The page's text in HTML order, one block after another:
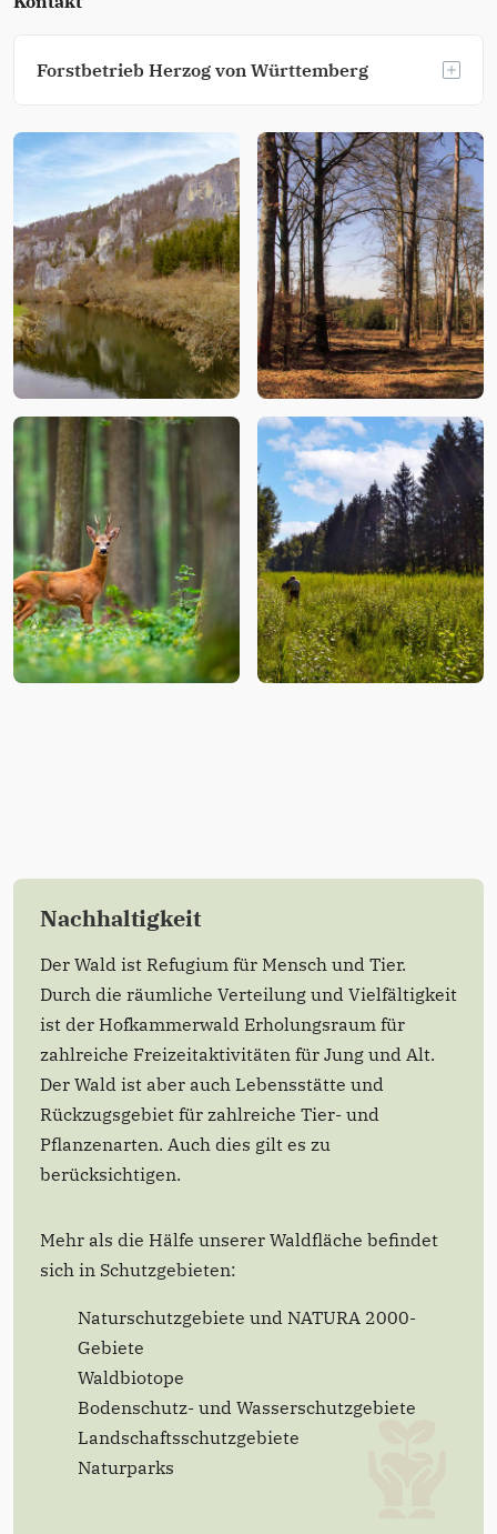
Forstbetrieb Herzog von Württemberg
Nachhaltigkeit
Der Wald ist Refugium für Mensch und Tier.
Durch die räumliche Verteilung und Vielfältigkeit
ist der Hofkammerwald Erholungsraum für
zahlreiche Freizeitaktivitäten für Jung und Alt.
Der Wald ist aber auch Lebensstätte und
Rückzugsgebiet für zahlreiche Tier- und
Pflanzenarten. Auch dies gilt es zu
berücksichtigen.
Mehr als die Hälfe unserer Waldfläche befindet
sich in Schutzgebieten:
Naturschutzgebiete und NATURA 2000-
Gebiete
Waldbiotope
Bodenschutz- und Wasserschutzgebiete
Landschaftsschutzgebiete
Naturparks